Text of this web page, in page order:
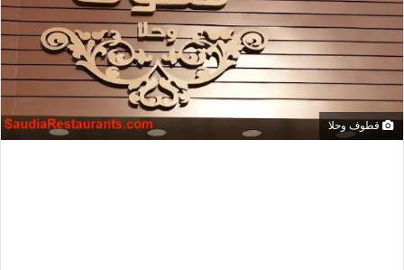
قطوف وحلا